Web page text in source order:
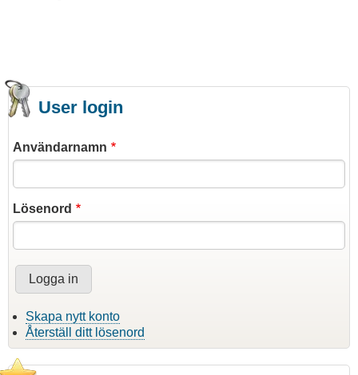
User login
Användarnamn
Lösenord
Skapa nytt konto
Återställ ditt lösenord